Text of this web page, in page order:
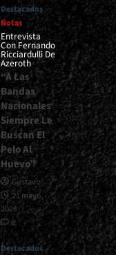
Destacados
Notas
Entrevista
Con Fernando
Ricciardulli De
Azeroth
“A Las
Bandas
Nacionales
Siempre Le
Buscan El
Pelo Al
Huevo”
Gustavo
21 mayo,
2026
2
Destacados